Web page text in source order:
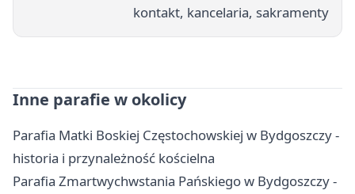
kontakt, kancelaria, sakramenty
Inne parafie w okolicy
Parafia Matki Boskiej Częstochowskiej w Bydgoszczy -
historia i przynależność kościelna
Parafia Zmartwychwstania Pańskiego w Bydgoszczy -